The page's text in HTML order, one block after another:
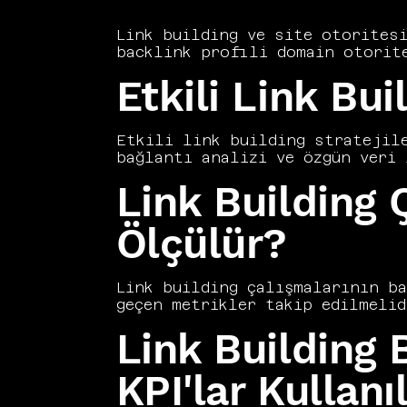
Link building ve site otoritesi
backlink profili domain
ilişkilere kadar geniş bir
building planları geliştirerek
güçlendirir. Otorite
bağlantıdan daha
artırmanın yollarını kapsamlı
Etkili Link
Etkili link building stratejileri
bağlantı analizi ve özgün
hedef odaklı link inşa
kendiliğinden bağlantı
azaltır hem de etki
SEO otoritenizi kalıcı biçimde
Link Building
Ölçülür?
Link building çalışmalarının
geçen metrikler takip
metrikler arasında öne çıkar.
kadarının kaybedildiği
trend analizi, stratejinin
olarak link building
Link Building
KPI'lar